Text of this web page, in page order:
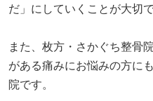
だ」にしていくことが大切
また、枚方・さかぐち整骨
がある痛みにお悩みの方に
院です。